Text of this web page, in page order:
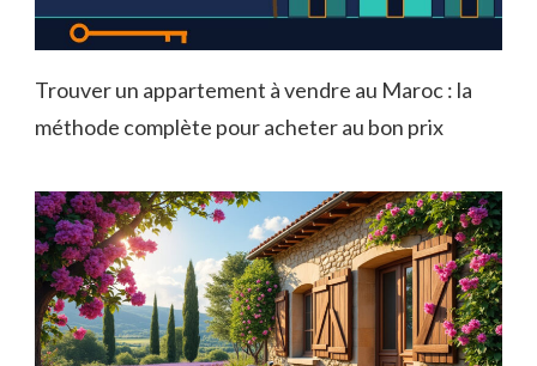
Trouver un appartement à vendre au Maroc : la
méthode complète pour acheter au bon prix